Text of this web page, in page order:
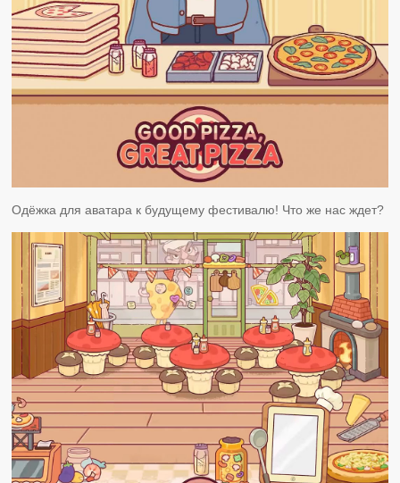
Одёжка для аватара к будущему фестивалю! Что же нас ждет?